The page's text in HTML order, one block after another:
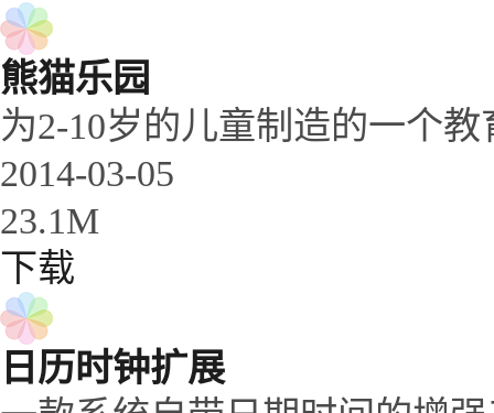
熊猫乐园
为2-10岁的儿童制造的一个教
2014-03-05
23.1M
下载
日历时钟扩展